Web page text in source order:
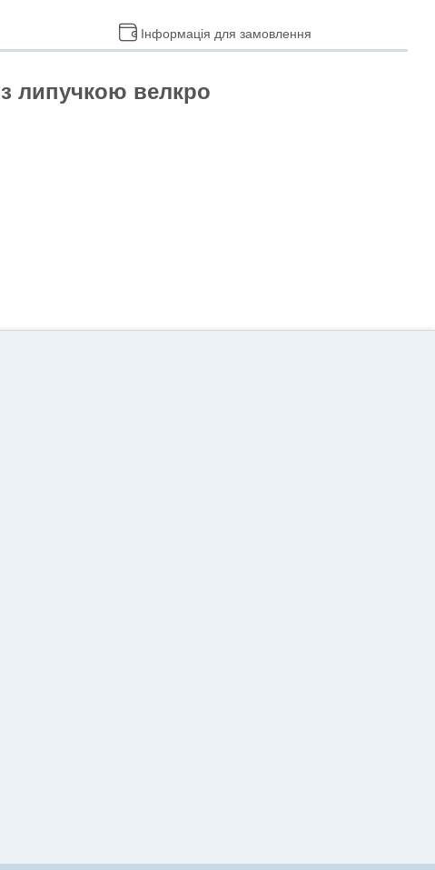
Інформація для замовлення
з липучкою велкро